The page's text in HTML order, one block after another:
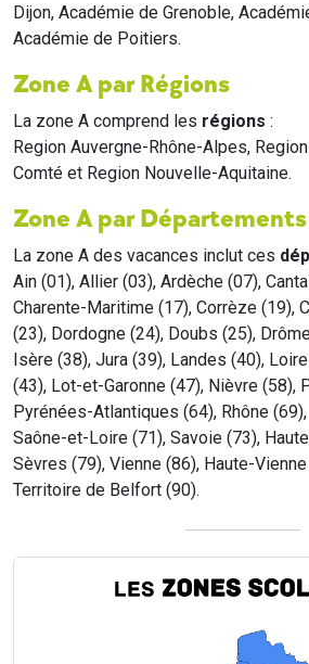
Dijon, Académie de Grenoble,
Académie de Poitiers.
Zone A par Régions
La zone A comprend les régions :
Region Auvergne-Rhône-Alpes,
Comté et Region Nouvelle-Aquitaine.
Zone A par Départements
La zone A des vacances inclut ces
Ain (01), Allier (03), Ardèche (07),
Charente-Maritime (17), Corrèze (19),
(23), Dordogne (24), Doubs (25),
Isère (38), Jura (39), Landes (40),
(43), Lot-et-Garonne (47), Nièvre (58),
Pyrénées-Atlantiques (64), Rhône
Saône-et-Loire (71), Savoie (73),
Sèvres (79), Vienne (86), Haute-
Territoire de Belfort (90).